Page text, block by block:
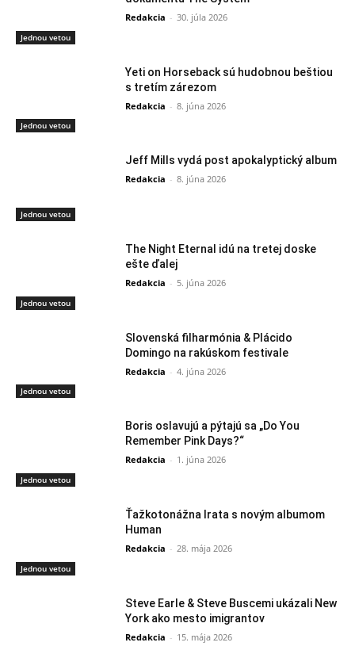
Jednou vetou
Redakcia - 30. júla 2026
Jednou vetou
Yeti on Horseback sú hudobnou beštiou
s tretím zárezom
Redakcia - 8. júna 2026
Jednou vetou
Jeff Mills vydá post apokalyptický album
Redakcia - 8. júna 2026
Jednou vetou
The Night Eternal idú na tretej doske
ešte ďalej
Redakcia - 5. júna 2026
Jednou vetou
Slovenská filharmónia & Plácido
Domingo na rakúskom festivale
Redakcia - 4. júna 2026
Jednou vetou
Boris oslavujú a pýtajú sa „Do You
Remember Pink Days?“
Redakcia - 1. júna 2026
Jednou vetou
Ťažkotonážna Irata s novým albumom
Human
Redakcia - 28. mája 2026
Steve Earle & Steve Buscemi ukázali New
York ako mesto imigrantov
Redakcia - 15. mája 2026